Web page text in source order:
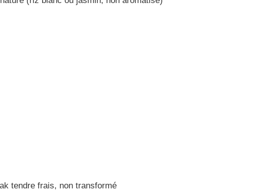
tendre frais, non transformé